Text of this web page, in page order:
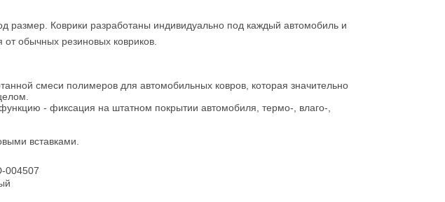
размер. Коврики разработаны индивидуально под каждый автомобиль и
обычных резиновых ковриков.
смеси полимеров для автомобильных ковров, которая значительно
- фиксация на штатном покрытии автомобиля, термо-, влаго-,
вставками.
004507